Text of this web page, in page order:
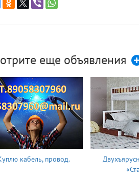
еще объявления
кабель, провод.